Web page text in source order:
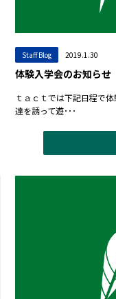
Staff Blog 2019.1.30
体験入学会のお知らせ
ｔａｃｔでは下記日程で
達を誘って遊･･･